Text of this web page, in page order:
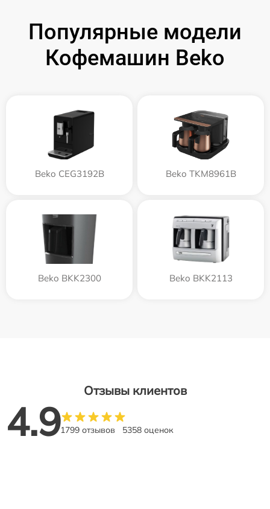
Популярные модели
Кофемашин Beko
Beko CEG3192B Beko TKM8961B
Beko BKK2300 Beko BKK2113
Отзывы клиентов
4.91799 отзывов 5358 оценок